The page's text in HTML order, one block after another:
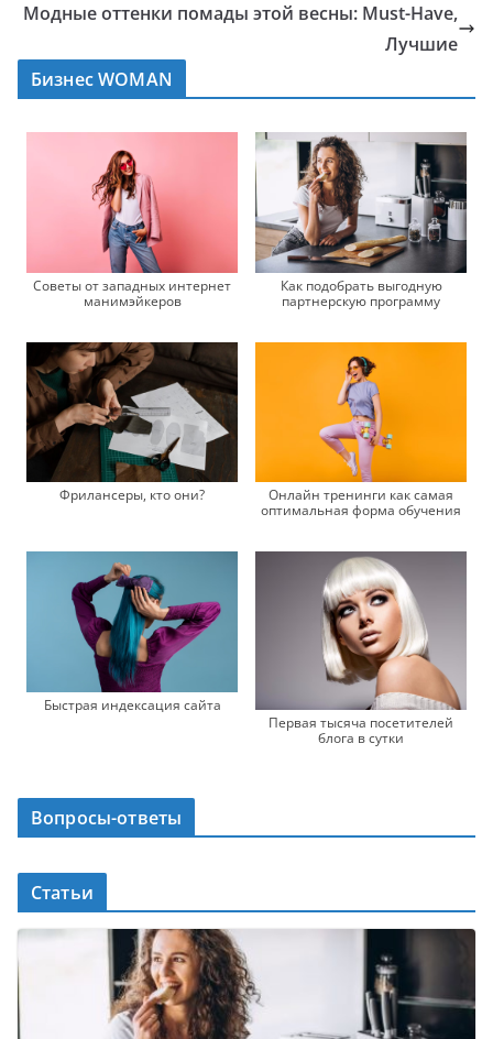
Модные оттенки помады этой весны: Must-Have,
Лучшие
Бизнес WOMAN
Советы от западных интернет
манимэйкеров
Как подобрать выгодную
партнерскую программу
Фрилансеры, кто они?
Онлайн тренинги как самая
оптимальная форма обучения
Быстрая индексация сайта
Первая тысяча посетителей
блога в сутки
Вопросы-ответы
Статьи